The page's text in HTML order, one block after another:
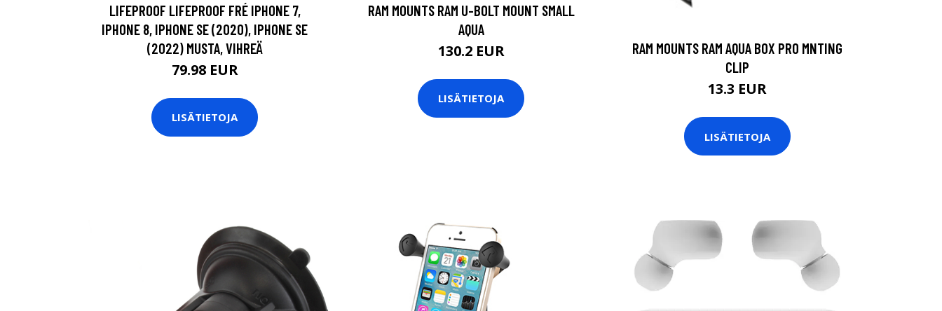
LIFEPROOF LIFEPROOF FRÉ IPHONE 7,
IPHONE 8, IPHONE SE (2020), IPHONE SE
(2022) MUSTA, VIHREÄ
79.98 EUR
LISÄTIETOJA
RAM MOUNTS RAM U-BOLT MOUNT SMALL
AQUA
130.2 EUR
LISÄTIETOJA
RAM MOUNTS RAM AQUA BOX PRO MNTING
CLIP
13.3 EUR
LISÄTIETOJA